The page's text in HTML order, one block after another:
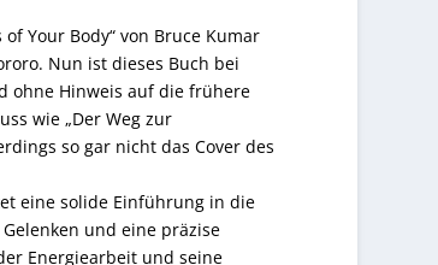
Your Body“ von Bruce Kumar
Nun ist dieses Buch bei
ohne Hinweis auf die frühere
wie „Der Weg zur
so gar nicht das Cover des
eine solide Einführung in die
und eine präzise
Energiearbeit und seine